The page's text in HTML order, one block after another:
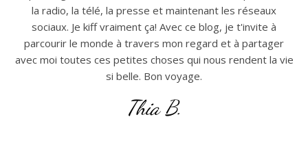
la radio, la télé, la presse et maintenant les réseaux
sociaux. Je kiff vraiment ça! Avec ce blog, je t'invite à
parcourir le monde à travers mon regard et à partager
avec moi toutes ces petites choses qui nous rendent la vie
si belle. Bon voyage.
Thia B.